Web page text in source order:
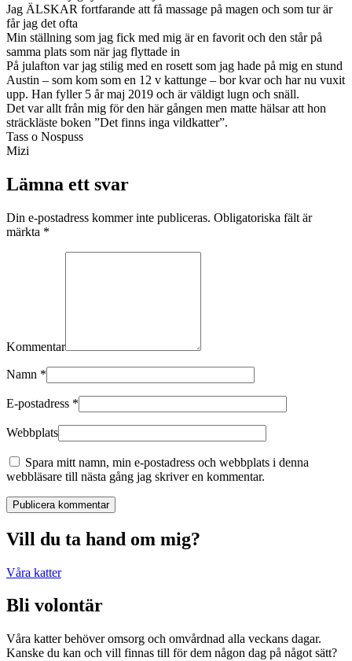
Jag ÄLSKAR fortfarande att få massage på magen och som tur är
får jag det ofta
Min ställning som jag fick med mig är en favorit och den står på
samma plats som när jag flyttade in
På julafton var jag stilig med en rosett som jag hade på mig en stund
Austin – som kom som en 12 v kattunge – bor kvar och har nu vuxit
upp. Han fyller 5 år maj 2019 och är väldigt lugn och snäll.
Det var allt från mig för den här gången men matte hälsar att hon
sträckläste boken ”Det finns inga vildkatter”.
Tass o Nospuss
Mizi
Lämna ett svar
Din e-postadress kommer inte publiceras. Obligatoriska fält är
märkta *
Kommentar
Namn *
E-postadress *
Webbplats
Spara mitt namn, min e-postadress och webbplats i denna
webbläsare till nästa gång jag skriver en kommentar.
Publicera kommentar
Vill du ta hand om mig?
Våra katter
Bli volontär
Våra katter behöver omsorg och omvårdnad alla veckans dagar.
Kanske du kan och vill finnas till för dem någon dag på något sätt?